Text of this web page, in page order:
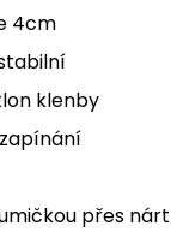
4cm
klenby
přes nárt